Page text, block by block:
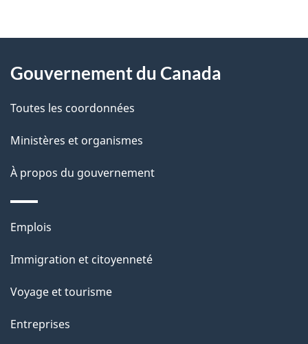
D
t
a
l
s
l
a
a
g
propos
ce
site
Gouvernement du Canada
Toutes les coordonnées
Ministères et organismes
À propos du gouvernement
Thèmes
sujets
Emplois
Immigration et citoyenneté
Voyage et tourisme
Entreprises